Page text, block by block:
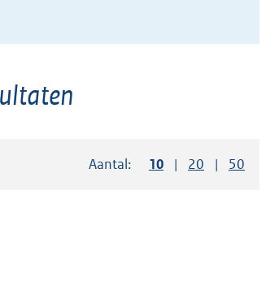
Aantal: Toon
10 resultaten per
Toon
20 resultaten
Toon
50